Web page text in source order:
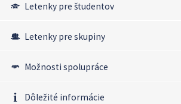
Letenky pre študentov
Letenky pre skupiny
Možnosti spolupráce
Dôležité informácie